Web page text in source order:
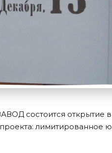
состоится открытие
лимитированное